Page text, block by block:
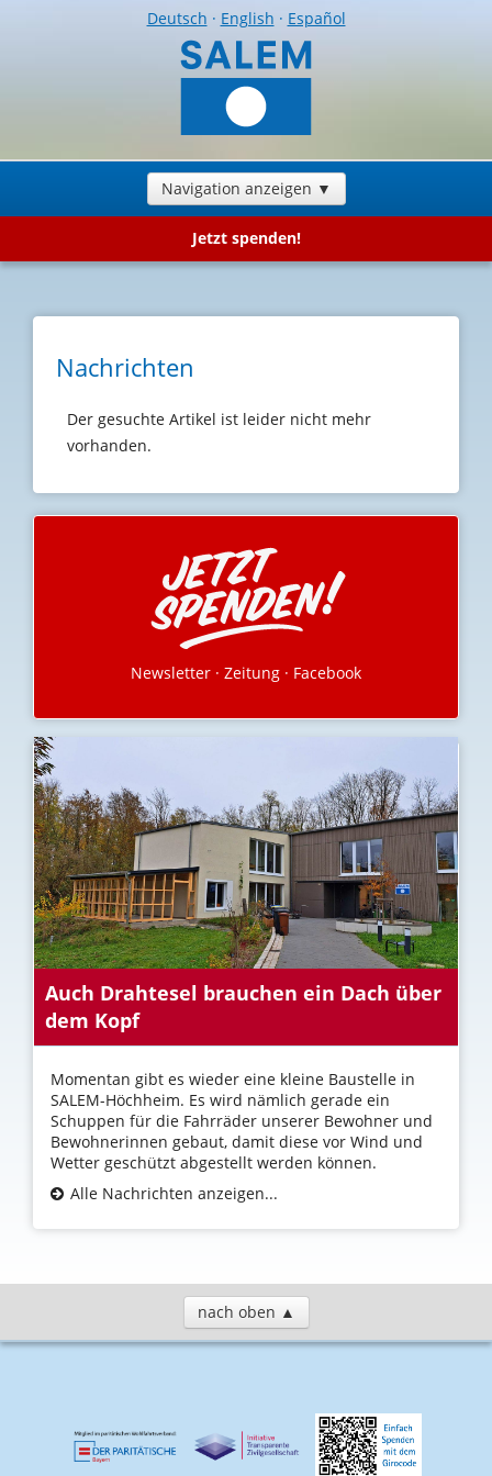
Deutsch · English · Español
Navigation anzeigen ▼
Jetzt spenden!
Nachrichten
Der gesuchte Artikel ist leider nicht mehr
vorhanden.
Newsletter · Zeitung · Facebook
Auch Drahtesel brauchen ein Dach über
dem Kopf
Momentan gibt es wieder eine kleine Baustelle in
SALEM-Höchheim. Es wird nämlich gerade ein
Schuppen für die Fahrräder unserer Bewohner und
Bewohnerinnen gebaut, damit diese vor Wind und
Wetter geschützt abgestellt werden können.
Alle Nachrichten anzeigen...
nach oben ▲